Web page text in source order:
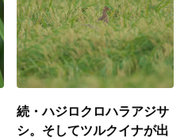
続・ハジロクロハラアジサ
シ。そしてツルクイナが出